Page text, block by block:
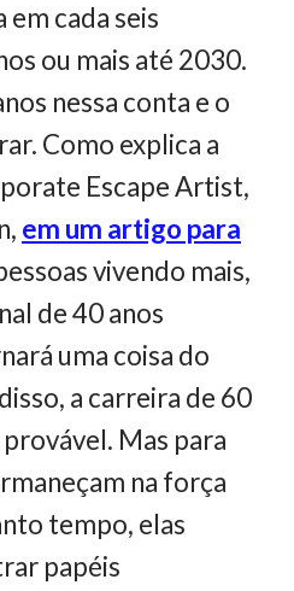
em cada seis
ou mais até 2030.
nessa conta e o
Como explica a
Escape Artist,
em um artigo para
vivendo mais,
de 40 anos
uma coisa do
a carreira de 60
Mas para
na força
tempo, elas
papéis